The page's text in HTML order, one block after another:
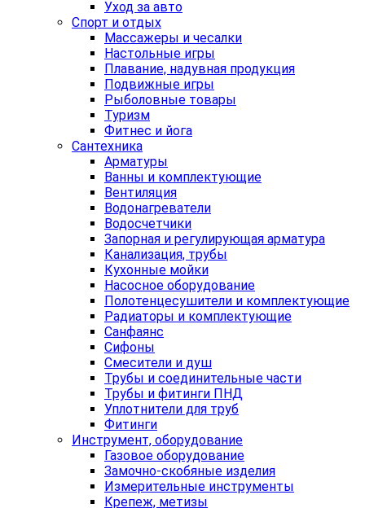
Уход за авто
Спорт и отдых
Массажеры и чесалки
Настольные игры
Плавание, надувная продукция
Подвижные игры
Рыболовные товары
Туризм
Фитнес и йога
Сантехника
Арматуры
Ванны и комплектующие
Вентиляция
Водонагреватели
Водосчетчики
Запорная и регулирующая арматура
Канализация, трубы
Кухонные мойки
Насосное оборудование
Полотенцесушители и комплектующие
Радиаторы и комплектующие
Санфаянс
Сифоны
Смесители и душ
Трубы и соединительные части
Трубы и фитинги ПНД
Уплотнители для труб
Фитинги
Инструмент, оборудование
Газовое оборудование
Замочно-скобяные изделия
Измерительные инструменты
Крепеж, метизы